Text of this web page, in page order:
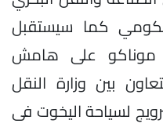
كما سيستقبل
على هامش
بين وزارة النقل
لسياحة اليخوت فى